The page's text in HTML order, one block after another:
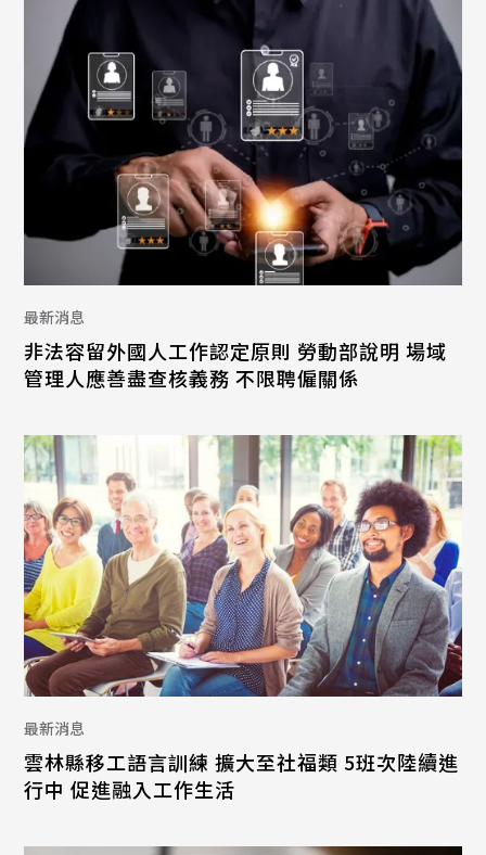
最新消息
非法容留外國人工作認定原則 勞動部說明 場域
管理人應善盡查核義務 不限聘僱關係
最新消息
雲林縣移工語言訓練 擴大至社福類 5班次陸續進
行中 促進融入工作生活